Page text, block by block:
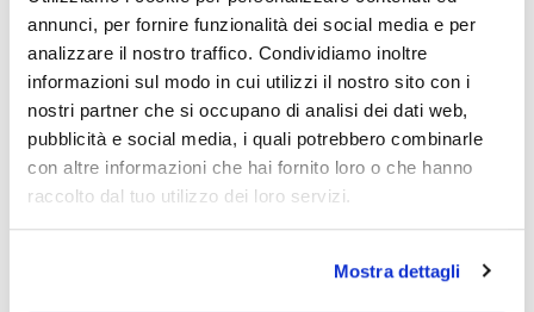
annunci, per fornire funzionalità dei social media e per
analizzare il nostro traffico. Condividiamo inoltre
informazioni sul modo in cui utilizzi il nostro sito con i
nostri partner che si occupano di analisi dei dati web,
pubblicità e social media, i quali potrebbero combinarle
con altre informazioni che hai fornito loro o che hanno
raccolto dal tuo utilizzo dei loro servizi.
Mostra dettagli
preparare 500 ml
con ciascuno)
Codice
Confezionamento Prezzo
Disponibilità
Controlla le
scorte